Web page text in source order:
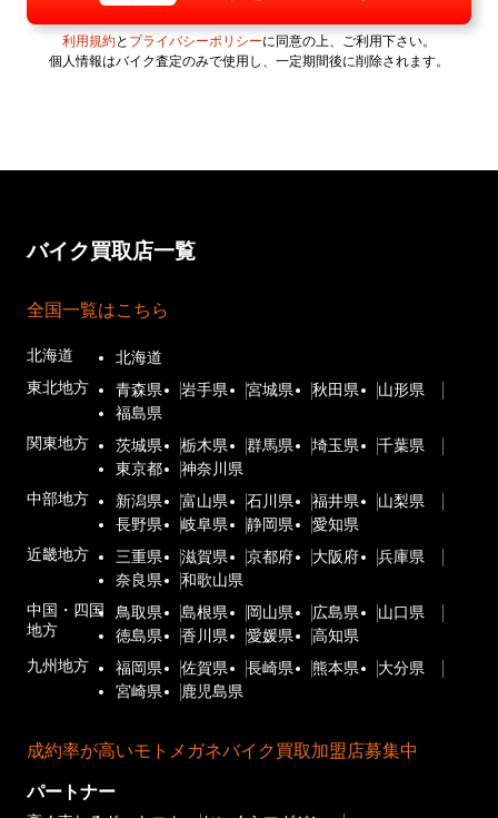
利用規約と プライバシーポリシーに同意の上、ご利用下さい。
個人情報はバイク査定のみで使用し、一定期間後に削除されます。
バイク買取店一覧
全国一覧はこちら
北海道
北海道
東北地方
青森県 岩手県 宮城県 秋田県
山形県
福島県
関東地方
茨城県 栃木県 群馬県 埼玉県
千葉県
東京都
神奈川県
中部地方
新潟県 富山県 石川県 福井県
山梨県
長野県
岐阜県 静岡県
愛知県
近畿地方
三重県 滋賀県 京都府 大阪府
兵庫県
奈良県
和歌山県
中国・四国
地方
鳥取県 島根県 岡山県 広島県
山口県
徳島県
香川県 愛媛県
高知県
九州地方
福岡県 佐賀県 長崎県 熊本県
大分県
宮崎県
鹿児島県
成約率が高いモトメガネバイク買取加盟店募集中
パートナー